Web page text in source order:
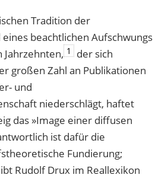
Tradition der
beachtlichen Aufschwungs
1
der sich
großen Zahl an Publikationen
und
niederschlägt, haftet
das »Image einer diffusen
ist dafür die
Fundierung;
Rudolf Drux im Reallexikon